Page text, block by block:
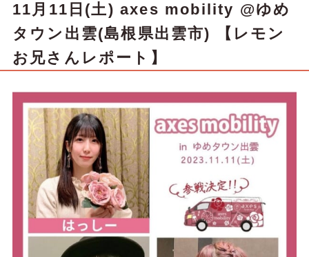
原、17日(日)和歌山県 イオンモール和歌山にて開催されたaxes mobilityのレポートをします！「レモンお
兄さん」と呼ばれるよ...
11月11日(土) axes mobility @ゆめ
タウン出雲(島根県出雲市) 【レモン
お兄さんレポート】